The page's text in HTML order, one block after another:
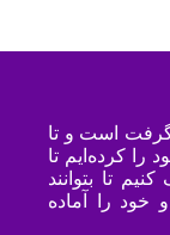
۱۳۹۴ شکل گرفت است و تا
کرده‌ایم تا
تا بتوانند
را آماده